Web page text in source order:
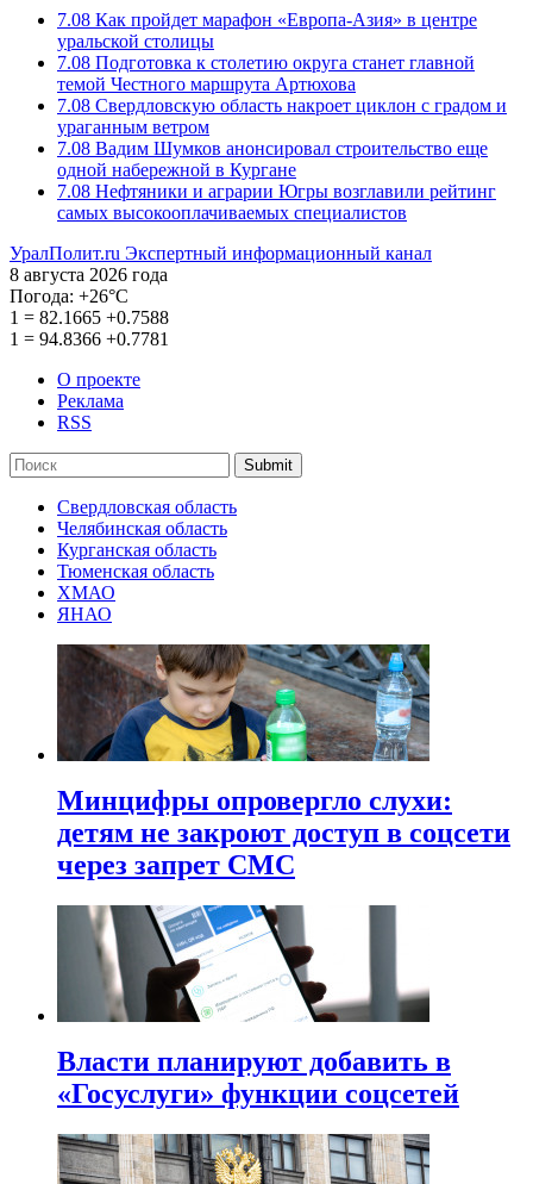
7.08 Как пройдет марафон «Европа-Азия» в центре
уральской столицы
7.08 Подготовка к столетию округа станет главной
темой Честного маршрута Артюхова
7.08 Свердловскую область накроет циклон с градом и
ураганным ветром
7.08 Вадим Шумков анонсировал строительство еще
одной набережной в Кургане
7.08 Нефтяники и аграрии Югры возглавили рейтинг
самых высокооплачиваемых специалистов
УралПолит.ru Экспертный информационный канал
8 августа 2026 года
Погода: +26°С
1 = 82.1665 +0.7588
1 = 94.8366 +0.7781
О проекте
Реклама
RSS
Submit
Свердловская область
Челябинская область
Курганская область
Тюменская область
ХМАО
ЯНАО
Минцифры опровергло слухи:
детям не закроют доступ в соцсети
через запрет СМС
Власти планируют добавить в
«Госуслуги» функции соцсетей